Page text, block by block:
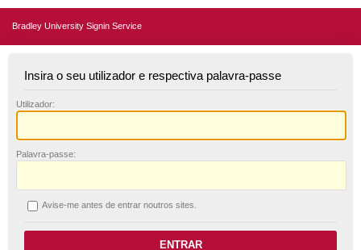
Bradley University Signin Service
Insira o seu utilizador e respectiva palavra-passe
Utilizador:
Palavra-passe:
Avise-me antes de entrar noutros sites.